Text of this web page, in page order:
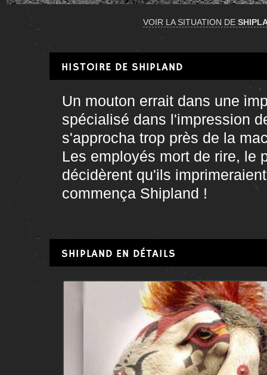
VOIR LA SITUATION DE
HISTOIRE DE SHIPLAND
Un mouton errait dans une
spécialisé dans l'impression
s'approcha trop près de la
Les employés mort de rire, le
décidèrent qu'ils
commença Shipland !
SHIPLAND EN DÉTAILS